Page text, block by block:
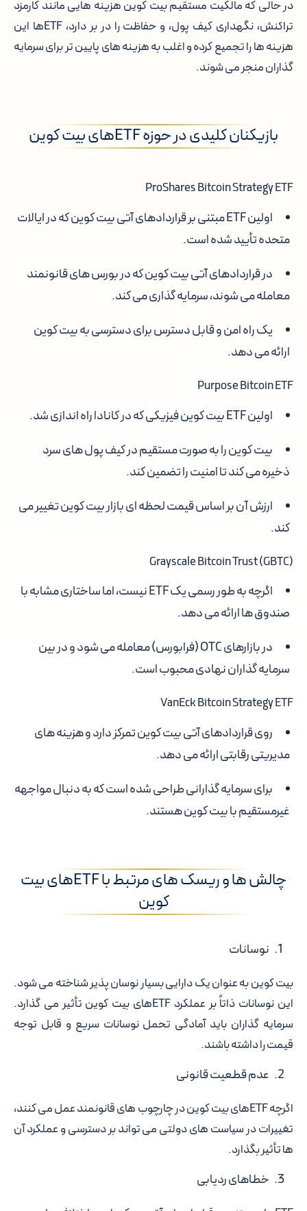
در حالی که مالکیت مستقیم بیت کوین هزینه هایی مانند کارمزد
تراکنش، نگهداری کیف پول، و حفاظت را در بر دارد، ETFها این
هزینه ها را تجمیع کرده و اغلب به هزینه های پایین تر برای سرمایه
گذاران منجر می شوند.
بازیکنان کلیدی در حوزه ETFهای بیت کوین
ProShares Bitcoin Strategy ETF
اولین ETF مبتنی بر قراردادهای آتی بیت کوین که در ایالات
متحده تأیید شده است.
در قراردادهای آتی بیت کوین که در بورس های قانونمند
معامله می شوند، سرمایه گذاری می کند.
یک راه امن و قابل دسترس برای دسترسی به بیت کوین
ارائه می دهد.
Purpose Bitcoin ETF
اولین ETF بیت کوین فیزیکی که در کانادا راه اندازی شد.
بیت کوین را به صورت مستقیم در کیف پول های سرد
ذخیره می کند تا امنیت را تضمین کند.
ارزش آن بر اساس قیمت لحظه ای بازار بیت کوین تغییر می
کند.
Grayscale Bitcoin Trust (GBTC)
اگرچه به طور رسمی یک ETF نیست، اما ساختاری مشابه با
صندوق ها ارائه می دهد.
در بازارهای OTC (فرابورس) معامله می شود و در بین
سرمایه گذاران نهادی محبوب است.
VanEck Bitcoin Strategy ETF
روی قراردادهای آتی بیت کوین تمرکز دارد و هزینه های
مدیریتی رقابتی ارائه می دهد.
برای سرمایه گذارانی طراحی شده است که به دنبال مواجهه
غیرمستقیم با بیت کوین هستند.
چالش ها و ریسک های مرتبط با ETFهای بیت
کوین
نوسانات
بیت کوین به عنوان یک دارایی بسیار نوسان پذیر شناخته می شود.
این نوسانات ذاتاً بر عملکرد ETFهای بیت کوین تأثیر می گذارد.
سرمایه گذاران باید آمادگی تحمل نوسانات سریع و قابل توجه
قیمت را داشته باشند.
عدم قطعیت قانونی
اگرچه ETFهای بیت کوین در چارچوب های قانونمند عمل می کنند،
تغییرات در سیاست های دولتی می تواند بر دسترسی و عملکرد آن
ها تأثیر بگذارد.
خطاهای ردیابی